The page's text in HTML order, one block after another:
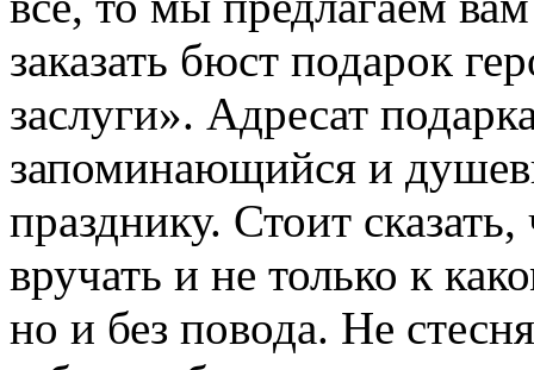
заказать бюст подарок
заслуги». Адресат
запоминающийся и
празднику. Стоит
вручать и не только к
но и без повода. Не